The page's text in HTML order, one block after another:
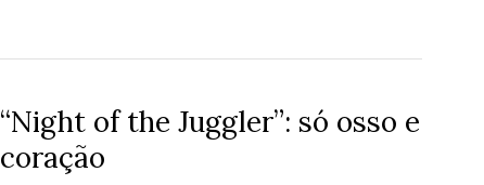
“Night of the Juggler”: só osso e
coração